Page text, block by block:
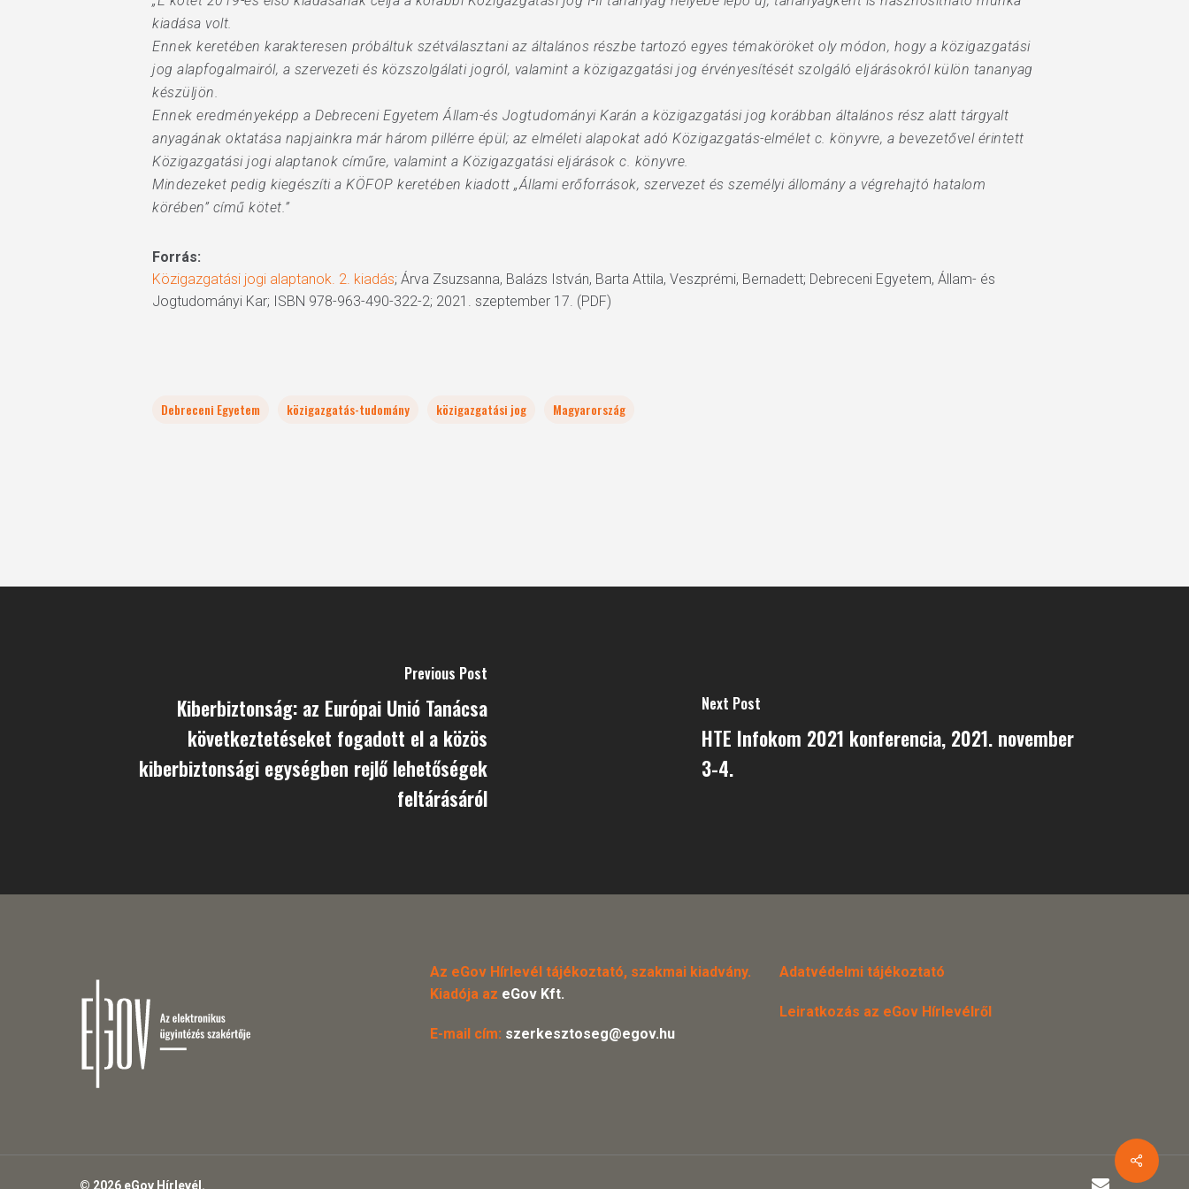
kiadása volt.
Ennek keretében karakteresen próbáltuk szétválasztani az általános részbe tartozó egyes témaköröket oly módon, hogy a közigazgatási
jog alapfogalmairól, a szervezeti és közszolgálati jogról, valamint a közigazgatási jog érvényesítését szolgáló eljárásokról külön tananyag
készüljön.
Ennek eredményeképp a Debreceni Egyetem Állam-és Jogtudományi Karán a közigazgatási jog korábban általános rész alatt tárgyalt
anyagának oktatása napjainkra már három pillérre épül; az elméleti alapokat adó Közigazgatás-elmélet c. könyvre, a bevezetővel érintett
Közigazgatási jogi alaptanok címűre, valamint a Közigazgatási eljárások c. könyvre.
Mindezeket pedig kiegészíti a KÖFOP keretében kiadott „Állami erőforrások, szervezet és személyi állomány a végrehajtó hatalom
körében” című kötet.”
Forrás:
Közigazgatási jogi alaptanok. 2. kiadás; Árva Zsuzsanna, Balázs István, Barta Attila, Veszprémi, Bernadett; Debreceni Egyetem, Állam- és
Jogtudományi Kar; ISBN 978-963-490-322-2; 2021. szeptember 17. (PDF)
Debreceni Egyetem közigazgatás-tudomány közigazgatási jog Magyarország
Previous Post
Kiberbiztonság: az Európai Unió Tanácsa
következtetéseket fogadott el a közös
kiberbiztonsági egységben rejlő lehetőségek
feltárásáról
Next Post
HTE Infokom 2021 konferencia, 2021. november
3-4.
Az eGov Hírlevél tájékoztató, szakmai kiadvány.
Kiadója az eGov Kft.
E-mail cím: szerkesztoseg@egov.hu
Adatvédelmi tájékoztató
Leiratkozás az eGov Hírlevélről
© 2026 eGov Hírlevél. email